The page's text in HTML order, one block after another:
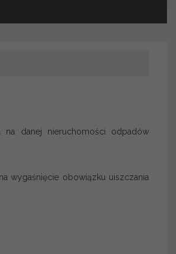
na danej nieruchomości odpadów
wygaśnięcie obowiązku uiszczania